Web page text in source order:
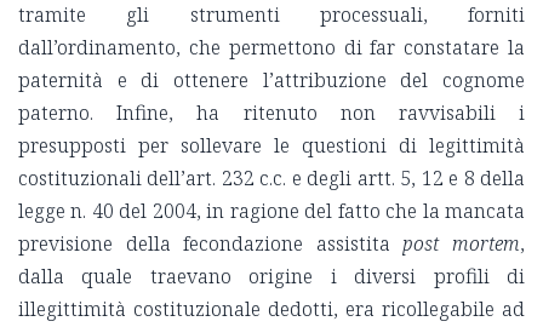
tramite gli strumenti processuali, forniti
dall’ordinamento, che permettono di far constatare la
paternità e di ottenere l’attribuzione del cognome
paterno. Infine, ha ritenuto non ravvisabili i
presupposti per sollevare le questioni di legittimità
costituzionali dell’art. 232 c.c. e degli artt. 5, 12 e 8 della
legge n. 40 del 2004, in ragione del fatto che la mancata
previsione della fecondazione assistitapost mortem,
dalla quale traevano origine i diversi profili di
illegittimità costituzionale dedotti, era ricollegabile ad